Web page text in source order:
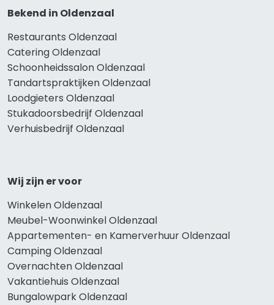
Bekend in Oldenzaal
Restaurants Oldenzaal
Catering Oldenzaal
Schoonheidssalon Oldenzaal
Tandartspraktijken Oldenzaal
Loodgieters Oldenzaal
Stukadoorsbedrijf Oldenzaal
Verhuisbedrijf Oldenzaal
Wij zijn er voor
Winkelen Oldenzaal
Meubel-Woonwinkel Oldenzaal
Appartementen- en Kamerverhuur Oldenzaal
Camping Oldenzaal
Overnachten Oldenzaal
Vakantiehuis Oldenzaal
Bungalowpark Oldenzaal